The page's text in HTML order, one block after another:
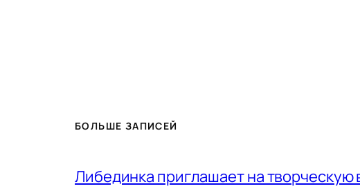
БОЛЬШЕ ЗАПИСЕЙ
Либединка приглашает на творческую